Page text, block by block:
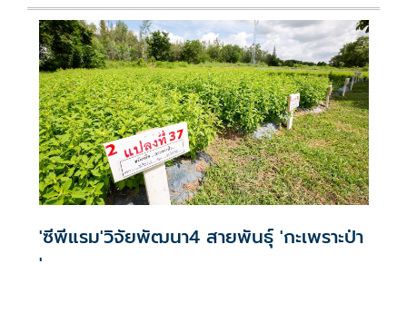
'ซีพีแรม'วิจัยพัฒนา4 สายพันธุ์ 'กะเพราะป่า
'